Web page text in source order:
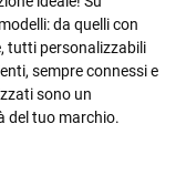
da quelli con
tutti personalizzabili
sempre connessi e
sono un
del tuo marchio.